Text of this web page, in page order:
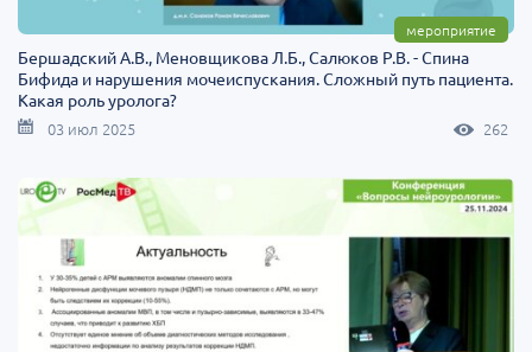
мероприятие
Бершадский А.В., Меновщикова Л.Б., Салюков Р.В. - Спина
Бифида и нарушения мочеиспускания. Сложный путь пациента.
Какая роль уролога?
03 июл 2025 262